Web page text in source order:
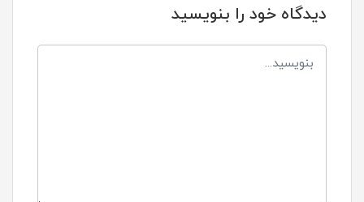
دیدگاه خود را بنویسید